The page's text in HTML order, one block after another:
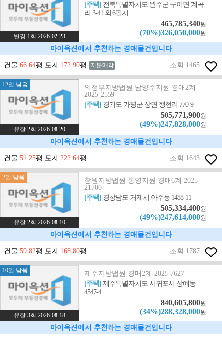
변경 1회 2026-02-23
[주택] 전북특별자치도 완주군 구이면 계곡
리 3-41 외 6필지
465,785,340원
(70%)326,050,000원
마이옥션에서 추천하는 경매물건입니다
건물 66.64평 토지 172.90평 지분매각 조회 1465
12일 남음
유찰 2회 2026-08-20
의정부지방법원 남양주지원 경매2계
2025-2559
[주택] 경기도 가평군 상면 행현리 770-9
505,771,900원
(49%)247,828,000원
마이옥션에서 추천하는 경매물건입니다
건물 51.25평 토지 222.64평 조회 1643
2일 남음
유찰 2회 2026-08-10
창원지방법원 통영지원 경매6계 2025-
21700
[주택] 경상남도 거제시 아주동 1488-11
505,334,400원
(49%)247,614,000원
마이옥션에서 추천하는 경매물건입니다
건물 59.82평 토지 168.80평 조회 1787
10일 남음
유찰 3회 2026-08-18
제주지방법원 경매2계 2025-7627
[주택]제주특별자치도 서귀포시 상예동
4547-4
840,605,800원
(34%)288,328,000원
마이옥션에서 추천하는 경매물건입니다